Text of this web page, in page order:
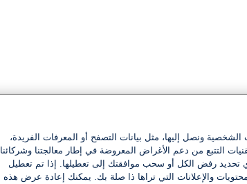
الشخصية ونصل إليها، مثل بيانات التصفح أو المعرفات الفريدة،
التتبع من دعم الأغراض المعروضة في إطار معالجتنا وشركائنا
تحديد رفض الكل أو سحب موافقتك إلى تعطيلها. إذا تم تعطيل
والإعلانات التي تراها ذا صلة بك. يمكنك إعادة عرض هذه